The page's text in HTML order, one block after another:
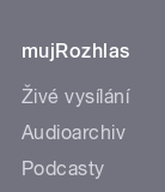
mujRozhlas
Živé vysílání
Audioarchiv
Podcasty